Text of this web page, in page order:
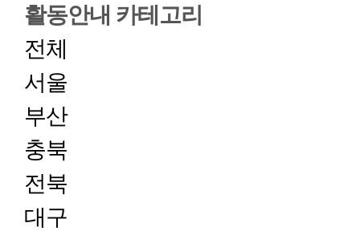
활동안내 카테고리
전체
서울
부산
충북
전북
대구